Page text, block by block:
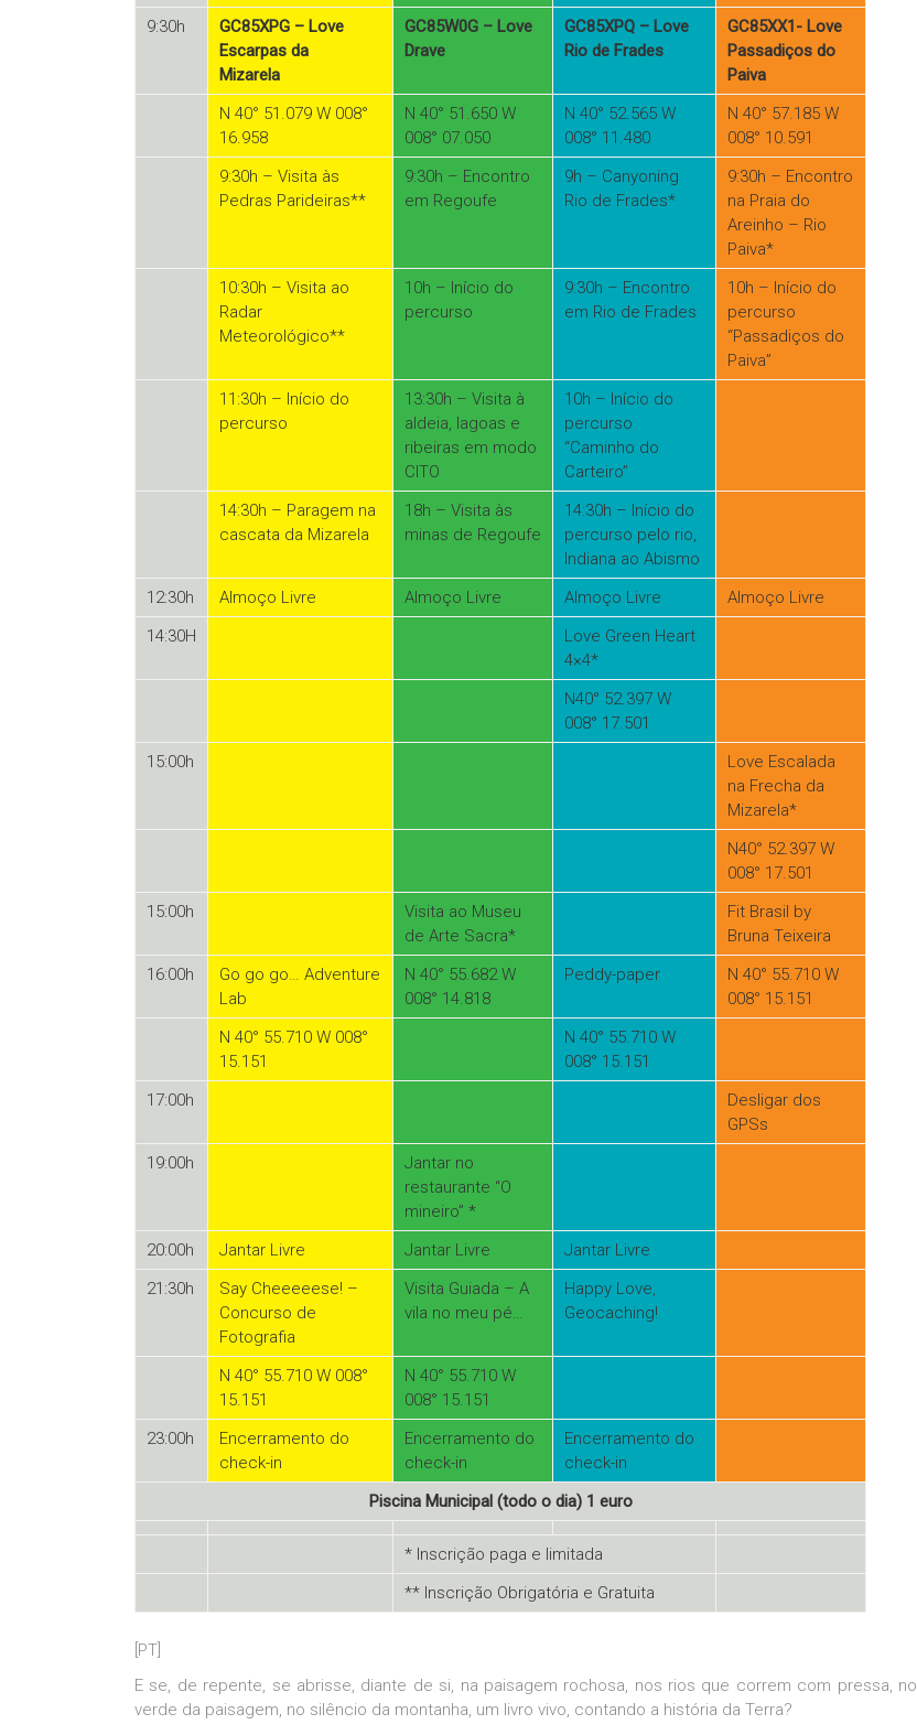
9:30h
GC85XPG – Love
Escarpas da
Mizarela
GC85W0G – Love
Drave
GC85XPQ – Love
Rio de Frades
GC85XX1- Love
Passadiços do
Paiva
N 40° 51.079 W 008°
16.958
N 40° 51.650 W
008° 07.050
N 40° 52.565 W
008° 11.480
N 40° 57.185 W
008° 10.591
9:30h – Visita às
Pedras Parideiras**
9:30h – Encontro
em Regoufe
9h – Canyoning
Rio de Frades*
9:30h – Encontro
na Praia do
Areinho – Rio
Paiva*
10:30h – Visita ao
Radar
Meteorológico**
10h – Início do
percurso
9:30h – Encontro
em Rio de Frades
10h – Início do
percurso
“Passadiços do
Paiva”
11:30h – Início do
percurso
13:30h – Visita à
aldeia, lagoas e
ribeiras em modo
CITO
10h – Início do
percurso
“Caminho do
Carteiro”
14:30h – Paragem na
cascata da Mizarela
18h – Visita às
minas de Regoufe
14:30h – Início do
percurso pelo rio,
Indiana ao Abismo
12:30h
Almoço Livre Almoço Livre Almoço Livre
Almoço Livre
14:30H
Love Green Heart
4×4*
N40° 52.397 W
008° 17.501
15:00h
Love Escalada
na Frecha da
Mizarela*
N40° 52.397 W
008° 17.501
15:00h
Visita ao Museu
de Arte Sacra*
Fit Brasil by
Bruna Teixeira
16:00h
Go go go… Adventure
Lab
N 40° 55.682 W
008° 14.818
Peddy-paper
N 40° 55.710 W
008° 15.151
N 40° 55.710 W 008°
15.151
N 40° 55.710 W
008° 15.151
17:00h
Desligar dos
GPSs
19:00h
Jantar no
restaurante “O
mineiro” *
20:00h
Jantar Livre Jantar Livre
Jantar Livre
21:30h
Say Cheeeeese! –
Concurso de
Fotografia
Visita Guiada – A
vila no meu pé…
Happy Love,
Geocaching!
N 40° 55.710 W 008°
15.151
N 40° 55.710 W
008° 15.151
23:00h
Encerramento do
check-in
Encerramento do
check-in
Encerramento do
check-in
Piscina Municipal (todo o dia) 1 euro
* Inscrição paga e limitada
** Inscrição Obrigatória e Gratuita
[PT]
E se, de repente, se abrisse, diante de si, na paisagem rochosa, nos rios que correm com pressa, no
verde da paisagem, no silêncio da montanha, um livro vivo, contando a história da Terra?